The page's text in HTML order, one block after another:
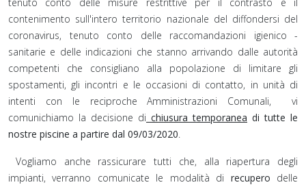
tenuto conto delle misure restrittive per il contrasto e il
contenimento sull'intero territorio nazionale del diffondersi del
coronavirus, tenuto conto delle raccomandazioni igienico -
sanitarie e delle indicazioni che stanno arrivando dalle autorità
competenti che consigliano alla popolazione di limitare gli
spostamenti, gli incontri e le occasioni di contatto, in unità di
intenti con le reciproche Amministrazioni Comunali, vi
comunichiamo la decisione di chiusura temporanea di tutte le
nostre piscine a partire dal 09/03/2020.
Vogliamo anche rassicurare tutti che, alla riapertura degli
impianti, verranno comunicate le modalità di recupero delle